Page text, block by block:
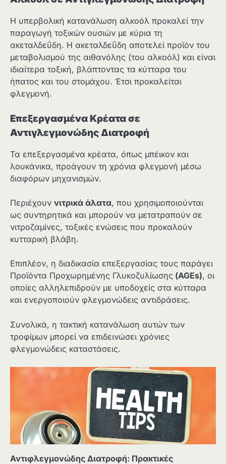
Η υπερβολική κατανάλωση αλκοόλ προκαλεί την
παραγωγή τοξικών ουσιών με κύρια τη
ακεταλδεΰδη. Η ακεταλδεΰδη αποτελεί προϊόν του
μεταβολισμού της αιθανόλης (του αλκοόλ) και είναι
ιδιαίτερα τοξική, βλάπτοντας τα κύτταρα του
ήπατος και του στομάχου. Έτσι προκαλείται
φλεγμονή.
Επεξεργασμένα Κρέατα σε
Αντιγλεγμονώδης Διατροφή
Τα επεξεργασμένα κρέατα, όπως μπέικον και
λουκάνικα, προάγουν τη χρόνια φλεγμονή μέσω
διαφόρων μηχανισμών.
Περιέχουν νιτρικά άλατα, που χρησιμοποιούνται
ως συντηρητικά και μπορούν να μετατραπούν σε
νιτροζαμίνες, τοξικές ενώσεις που προκαλούν
κυτταρική βλάβη.
Επιπλέον, η διαδικασία επεξεργασίας τους παράγει
Προϊόντα Προχωρημένης Γλυκοζυλίωσης (AGEs), οι
οποίες αλληλεπιδρούν με υποδοχείς στα κύτταρα
και ενεργοποιούν φλεγμονώδεις αντιδράσεις.
Συνολικά, η τακτική κατανάλωση αυτών των
τροφίμων μπορεί να επιδεινώσει χρόνιες
φλεγμονώδεις καταστάσεις.
Αντιφλεγμονώδης Διατροφή: Πρακτικές